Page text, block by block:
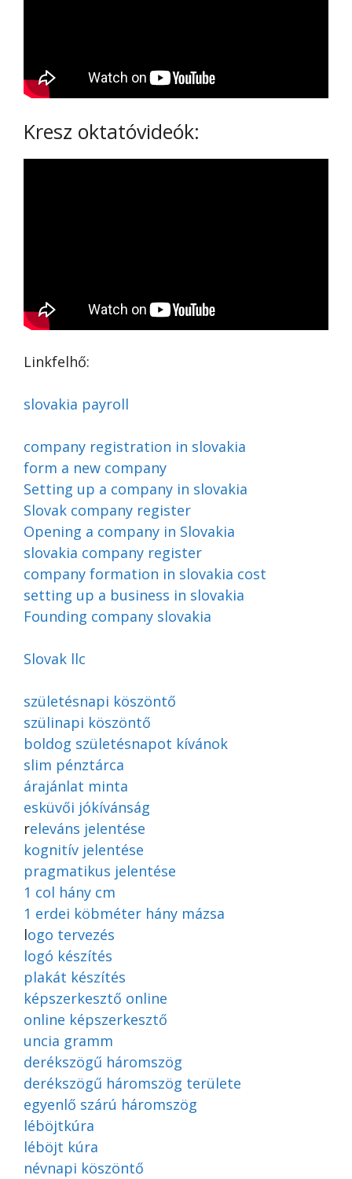
Kresz oktatóvideók:
Linkfelhő:
slovakia payroll
company registration in slovakia
form a new company
Setting up a company in slovakia
Slovak company register
Opening a company in Slovakia
slovakia company register
company formation in slovakia cost
setting up a business in slovakia
Founding company slovakia
Slovak llc
születésnapi köszöntő
szülinapi köszöntő
boldog születésnapot kívánok
slim pénztárca
árajánlat minta
esküvői jókívánság
releváns jelentése
kognitív jelentése
pragmatikus jelentése
1 col hány cm
1 erdei köbméter hány mázsa
logo tervezés
logó készítés
plakát készítés
képszerkesztő online
online képszerkesztő
uncia gramm
derékszögű háromszög
derékszögű háromszög területe
egyenlő szárú háromszög
léböjtkúra
léböjt kúra
névnapi köszöntő